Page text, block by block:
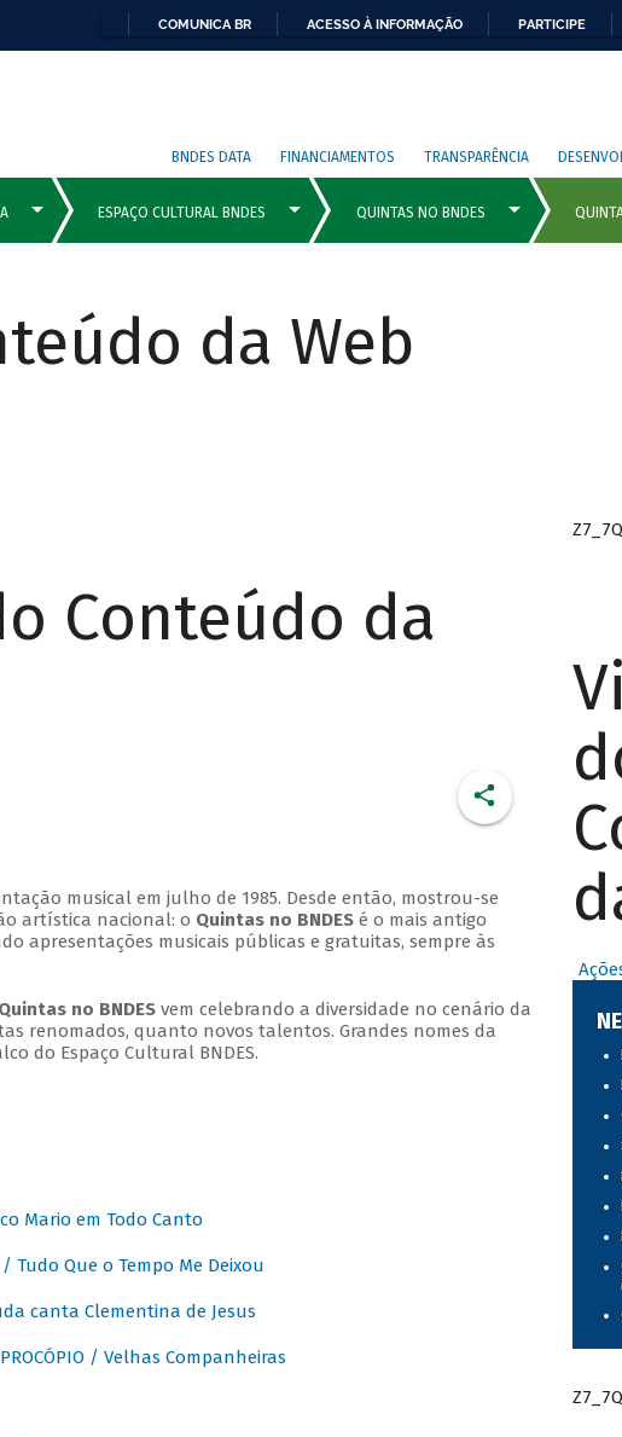
COMUNICA BR ACESSO À INFORMAÇÃO PARTICIPE
BNDES DATA FINANCIAMENTOS TRANSPARÊNCIA
da Web
Conteúdo da
musical em julho de 1985. Desde então, mostrou-se
artística nacional: o Quintas no BNDESé o mais antigo
apresentações musicais públicas e gratuitas, sempre às
Quintas no BNDESvem celebrando a diversidade no cenário da
renomados, quanto novos talentos. Grandes nomes da
do Espaço Cultural BNDES.
Mario em Todo Canto
/ Tudo Que o Tempo Me Deixou
canta Clementina de Jesus
PROCÓPIO / Velhas Companheiras